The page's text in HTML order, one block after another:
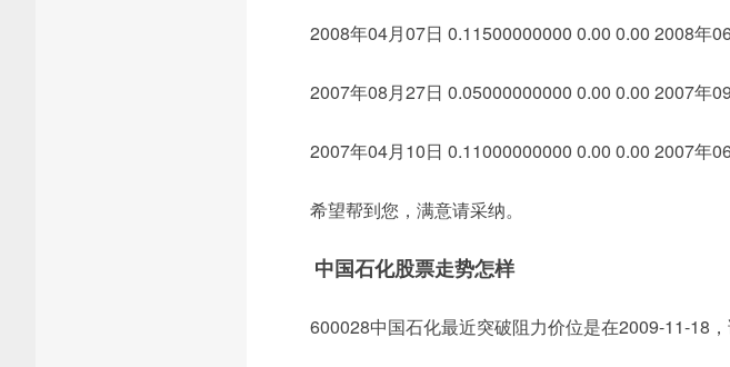
2008年04月07日 0.11500000000 0.00 0.00 2008年
2007年08月27日 0.05000000000 0.00 0.00 2007年
2007年04月10日 0.11000000000 0.00 0.00 2007年
希望帮到您，满意请采纳。
中国石化股票走势怎样
600028中国石化最近突破阻力价位是在2009-11-18